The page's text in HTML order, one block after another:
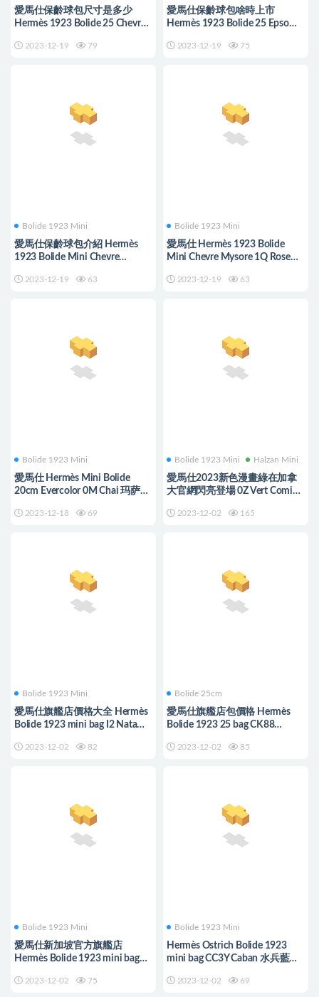
愛馬仕保齡球包尺寸是多少
Hermès 1923 Bolide 25 Chevre
2023-12-19 79
愛馬仕保齡球包啥時上市
Hermès 1923 Bolide 25 Epsom
2023-12-19 75
Bolide 1923 Mini
愛馬仕保齡球包介紹 Hermès
1923 Bolide Mini Chevre
2023-12-19 63
Bolide 1923 Mini
愛馬仕 Hermès 1923 Bolide
Mini Chevre Mysore 1Q Rose
2023-12-19 63
Bolide 1923 Mini
愛馬仕 Hermès Mini Bolide
20cm Evercolor 0M Chai 玛萨拉
2023-12-18 69
Bolide 1923 Mini Halzan Mini
愛馬仕2023新色漫畫綠在加拿
大官網閃亮登場 0Z Vert Comics
2023-12-02 165
Bolide 1923 Mini
愛馬仕旗艦店價格大全 Hermès
Bolide 1923 mini bag I2 Nata
2023-12-02 82
Bolide 25cm
愛馬仕旗艦店包價格 Hermès
Bolide 1923 25 bag CK88
2023-12-02 85
Bolide 1923 Mini
愛馬仕新加坡官方旗艦店
Hermès Bolide 1923 mini bag
2023-12-02 75
Bolide 1923 Mini
Hermès Ostrich Bolide 1923
mini bag CC3Y Caban 水兵藍
2023-12-02 69